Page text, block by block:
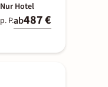
Nur Hotel
p. P.ab487 €